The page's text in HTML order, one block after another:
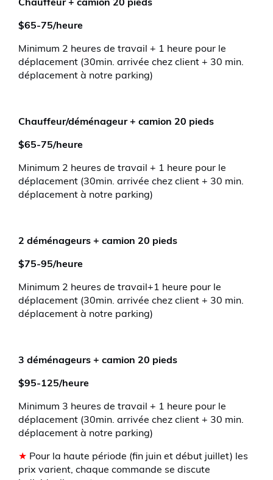
Chauffeur + camion 20 pieds
$65-75/heure
Minimum 2 heures de travail + 1 heure pour le
déplacement (30min. arrivée chez client + 30 min.
déplacement à notre parking)
Chauffeur/déménageur + camion 20 pieds
$65-75/heure
Minimum 2 heures de travail + 1 heure pour le
déplacement (30min. arrivée chez client + 30 min.
déplacement à notre parking)
2 déménageurs + camion 20 pieds
$75-95/heure
Minimum 2 heures de travail+1 heure pour le
déplacement (30min. arrivée chez client + 30 min.
déplacement à notre parking)
3 déménageurs + camion 20 pieds
$95-125/heure
Minimum 3 heures de travail + 1 heure pour le
déplacement (30min. arrivée chez client + 30 min.
déplacement à notre parking)
★ Pour la haute période (fin juin et début juillet) les
prix varient, chaque commande se discute